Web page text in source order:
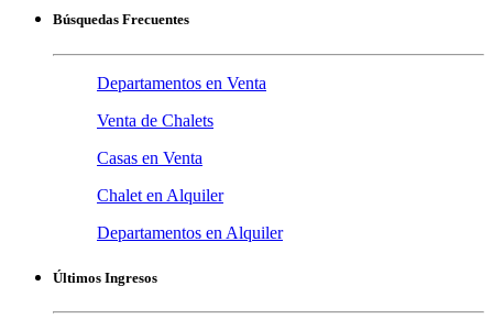
Búsquedas Frecuentes
Departamentos en Venta
Venta de Chalets
Casas en Venta
Chalet en Alquiler
Departamentos en Alquiler
Últimos Ingresos